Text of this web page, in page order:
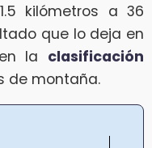
kilómetros a 36
que lo deja en
la clasificación
de montaña.